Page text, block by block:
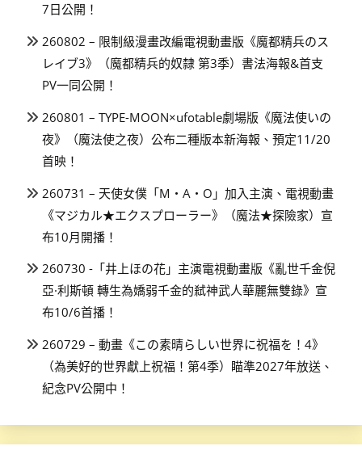
7日公開！
260802 – 限制級漫畫改編電視動畫版《魔都精兵のス
レイブ3》（魔都精兵的奴隸 第3季）書法海報&首支
PV一同公開！
260801 – TYPE-MOON×ufotable劇場版《魔法使いの
夜》（魔法使之夜）公布二種版本新海報、預定11/20
首映！
260731 – 天使女僕「M・A・O」加入主演、電視動畫
《マジカル★エクスプローラー》（魔法★探險家）宣
布10月開播！
260730 -「井上ほの花」主演電視動畫版《亂世千金倪
亞·利斯頓 轉生為嬌弱千金的弒神武人華麗無雙錄》宣
布10/6首播！
260729 – 動畫《この素晴らしい世界に祝福を！4》
（為美好的世界獻上祝福！第4季）瞄準2027年放送、
紀念PV公開中！